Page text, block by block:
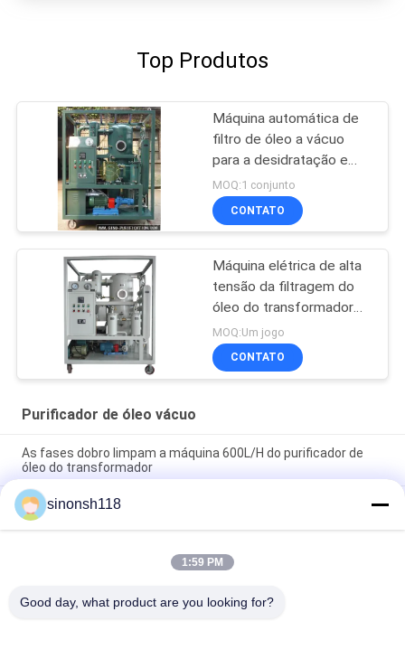
Top Produtos
Máquina automática de
filtro de óleo a vácuo
para a desidratação e
desgaseamento de óleo
de transformador
MOQ:1 conjunto
CONTATO
Máquina elétrica de alta
tensão da filtragem do
óleo do transformador
horizontal na linha
trabalho
MOQ:Um jogo
CONTATO
Purificador de óleo vácuo
As fases dobro limpam a máquina 600L/H do purificador de
óleo do transformador
Fogo - fosfato resistente Ester Vacuum Oil Purifier
Dehydration 3000L/H
Máquina da desidratação do óleo da isolação de ABB para a
subestação do transformador, a tampa da prova do tempo e o
sinonsh118
1:59 PM
Good day, what product are you looking for?